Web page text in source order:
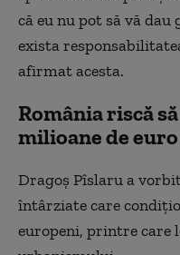
că eu nu pot să vă
exista
afirmat acesta.
România riscă
milioane de
Dragoș Pîslaru a
întârziate care
europeni, printre care